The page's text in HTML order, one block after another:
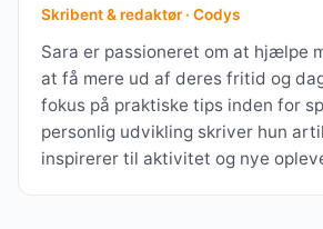
Skribent & redaktør · Codys
Sara er passioneret om at hjælpe
at få mere ud af deres fritid og
fokus på praktiske tips inden for
personlig udvikling skriver hun
inspirerer til aktivitet og nye